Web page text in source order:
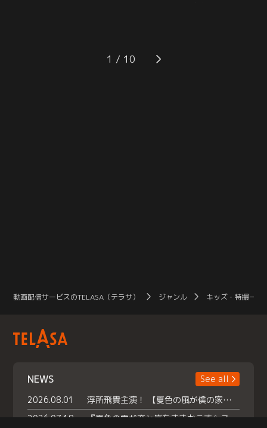
と五分に渡り合う陽一と小西。最後
の焼き方で勝負が決まる！【提供：
待するが、そこに洋子が乗り込んで
きた。それならいわしグラタンで味
1
動画配信サービスのTELASA（テラサ） ジャンル キッズ・特撮一覧
NEWS
See all
2026.08.01
浮所飛貴主演！ 【夏色の風が僕の家にやってきた】 本日よりテラサで独占配信スタート！
2026.07.18
『夏色の雲が恋と嵐をまきおこす』スペシャルメイキング 【Part1】2026年７月18日（土）23時30分～配信スタート！話題のシーンの裏側を大公開！豪華キャスト大集合！ 『武宮家 真夏の家族会議』開催！